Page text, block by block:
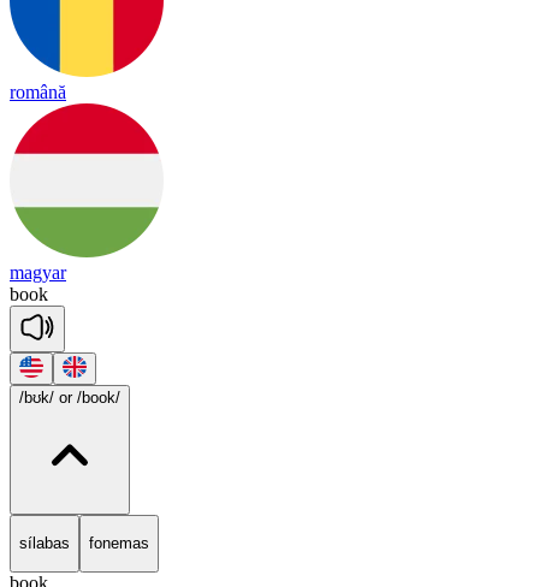
română
magyar
book
/bʊk/ or /book/
sílabas fonemas
book